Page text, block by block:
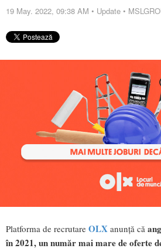
19 May. 2022, 09:38 AM • Update •
Platforma de recrutare OLX anunță că
în 2021,un număr mai mare de oferte